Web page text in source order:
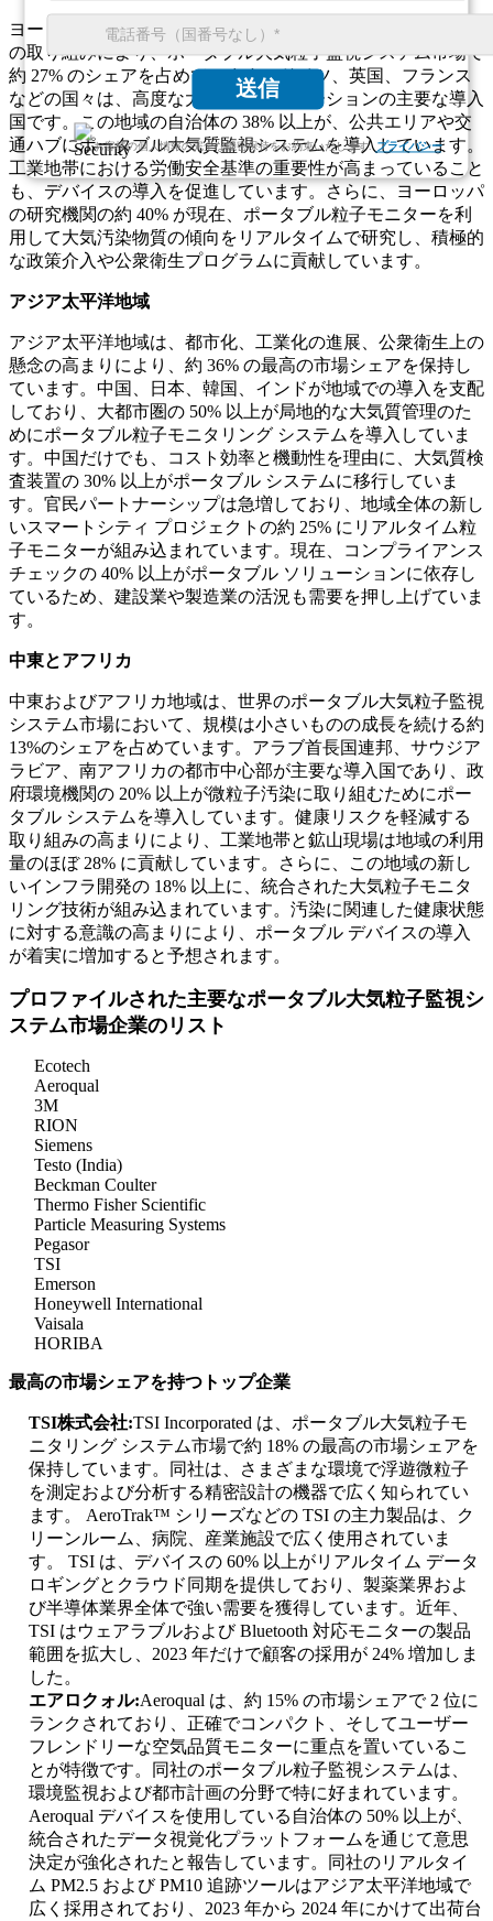
送信
お客様の個人情報の完全な機密保持をお約束いたします.プライバシー
ヨーロッパは、強力な環境政策や欧州グリーンディールなど
の取り組みにより、ポータブル大気粒子監視システム市場で
約 27% のシェアを占めています。ドイツ、英国、フランス
などの国々は、高度な大気監視ソリューションの主要な導入
国です。この地域の自治体の 38% 以上が、公共エリアや交
通ハブにポータブル大気質監視システムを導入しています。
工業地帯における労働安全基準の重要性が高まっていること
も、デバイスの導入を促進しています。さらに、ヨーロッパ
の研究機関の約 40% が現在、ポータブル粒子モニターを利
用して大気汚染物質の傾向をリアルタイムで研究し、積極的
な政策介入や公衆衛生プログラムに貢献しています。
アジア太平洋地域
アジア太平洋地域は、都市化、工業化の進展、公衆衛生上の
懸念の高まりにより、約 36% の最高の市場シェアを保持し
ています。中国、日本、韓国、インドが地域での導入を支配
しており、大都市圏の 50% 以上が局地的な大気質管理のた
めにポータブル粒子モニタリング システムを導入していま
す。中国だけでも、コスト効率と機動性を理由に、大気質検
査装置の 30% 以上がポータブル システムに移行していま
す。官民パートナーシップは急増しており、地域全体の新し
いスマートシティ プロジェクトの約 25% にリアルタイム粒
子モニターが組み込まれています。現在、コンプライアンス
チェックの 40% 以上がポータブル ソリューションに依存し
ているため、建設業や製造業の活況も需要を押し上げていま
す。
中東とアフリカ
中東およびアフリカ地域は、世界のポータブル大気粒子監視
システム市場において、規模は小さいものの成長を続ける約
13%のシェアを占めています。アラブ首長国連邦、サウジア
ラビア、南アフリカの都市中心部が主要な導入国であり、政
府環境機関の 20% 以上が微粒子汚染に取り組むためにポー
タブル システムを導入しています。健康リスクを軽減する
取り組みの高まりにより、工業地帯と鉱山現場は地域の利用
量のほぼ 28% に貢献しています。さらに、この地域の新し
いインフラ開発の 18% 以上に、統合された大気粒子モニタ
リング技術が組み込まれています。汚染に関連した健康状態
に対する意識の高まりにより、ポータブル デバイスの導入
が着実に増加すると予想されます。
プロファイルされた主要なポータブル大気粒子監視シ
ステム市場企業のリスト
Ecotech
Aeroqual
3M
RION
Siemens
Testo (India)
Beckman Coulter
Thermo Fisher Scientific
Particle Measuring Systems
Pegasor
TSI
Emerson
Honeywell International
Vaisala
HORIBA
最高の市場シェアを持つトップ企業
TSI株式会社:TSI Incorporated は、ポータブル大気粒子モ
ニタリング システム市場で約 18% の最高の市場シェアを
保持しています。同社は、さまざまな環境で浮遊微粒子
を測定および分析する精密設計の機器で広く知られてい
ます。 AeroTrak™ シリーズなどの TSI の主力製品は、ク
リーンルーム、病院、産業施設で広く使用されていま
す。 TSI は、デバイスの 60% 以上がリアルタイム データ
ロギングとクラウド同期を提供しており、製薬業界およ
び半導体業界全体で強い需要を獲得しています。近年、
TSI はウェアラブルおよび Bluetooth 対応モニターの製品
範囲を拡大し、2023 年だけで顧客の採用が 24% 増加しま
した。
エアロクォル:Aeroqual は、約 15% の市場シェアで 2 位に
ランクされており、正確でコンパクト、そしてユーザー
フレンドリーな空気品質モニターに重点を置いているこ
とが特徴です。同社のポータブル粒子監視システムは、
環境監視および都市計画の分野で特に好まれています。
Aeroqual デバイスを使用している自治体の 50% 以上が、
統合されたデータ視覚化プラットフォームを通じて意思
決定が強化されたと報告しています。同社のリアルタイ
ム PM2.5 および PM10 追跡ツールはアジア太平洋地域で
広く採用されており、2023 年から 2024 年にかけて出荷台